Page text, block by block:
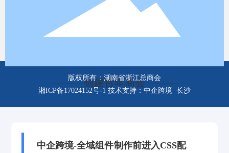
——— 创建百年商会 ———
版权所有：湖南省浙江总商会
湘ICP备17024152号-1 技术支持：中企跨境 长沙
中企跨境-全域组件制作前进入CSS配